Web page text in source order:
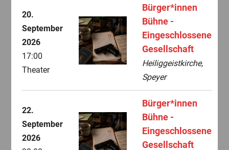
20.
September
2026
17:00
Theater
Bürger*innen
Bühne -
Eingeschlossene
Gesellschaft
Heiliggeistkirche,
Speyer
22.
September
2026
Bürger*innen
Bühne -
Eingeschlossene
Gesellschaft